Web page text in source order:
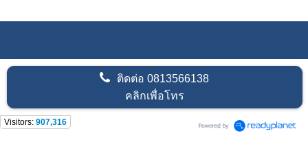
ติดต่อ0813566138
คลิกเพื่อโทร
Visitors: 907,316